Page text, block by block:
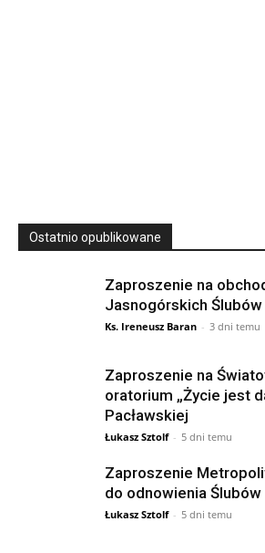
Ostatnio opublikowane
Zaproszenie na
Jasnogórskich Ślubów
Ks. Ireneusz Baran - 3 dni temu
Zaproszenie na
oratorium „Życie jest
Pacławskiej
Łukasz Sztolf - 5 dni temu
Zaproszenie
do odnowienia
Łukasz Sztolf - 5 dni temu